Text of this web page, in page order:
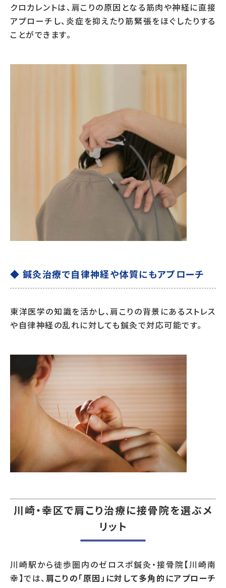
クロカレントは、肩こりの原因となる筋肉や神経に直接
アプローチし、炎症を抑えたり筋緊張をほぐしたりする
ことができます。
◆ 鍼灸治療で自律神経や体質にもアプローチ
東洋医学の知識を活かし、肩こりの背景にあるストレス
や自律神経の乱れに対しても鍼灸で対応可能です。
川崎・幸区で肩こり治療に接骨院を選ぶメ
リット
川崎駅から徒歩圏内のゼロスポ鍼灸・接骨院【川崎南
幸】では、肩こりの「原因」に対して多角的にアプローチ